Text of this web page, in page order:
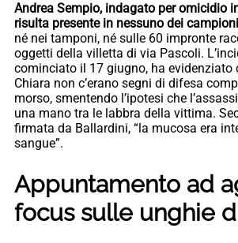
Andrea Sempio, indagato per omicidio
risulta presente in nessuno dei
né nei tamponi, né sulle 60 impronte
oggetti della villetta di via Pascoli.
cominciato il 17 giugno, ha evidenziato
Chiara non c’erano segni di difesa
morso, smentendo l’ipotesi che
una mano tra le labbra della vittima.
firmata da Ballardini, “la mucosa era
sangue”.
Appuntamento ad
focus sulle unghie